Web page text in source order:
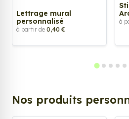
Lettrage mural
personnalisé
à partir de 0,40 €
à
Nos produits